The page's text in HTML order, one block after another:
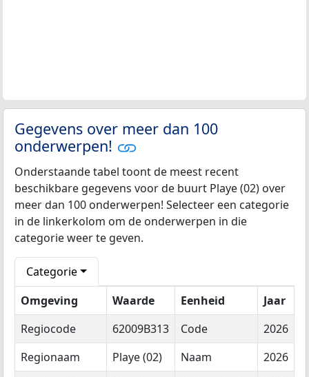
Gegevens over meer dan 100
onderwerpen!
Onderstaande tabel toont de meest recent
beschikbare gegevens voor de buurt Playe (02) over
meer dan 100 onderwerpen! Selecteer een categorie
in de linkerkolom om de onderwerpen in die
categorie weer te geven.
Categorie
Omgeving
Waarde Eenheid
Jaar
Regiocode
62009B313 Code
2026
Regionaam
Playe (02) Naam
2026